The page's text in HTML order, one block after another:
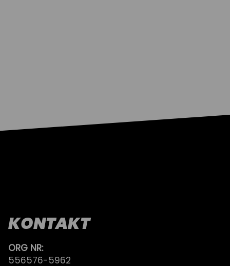
KONTAKT
ORG NR:
556576-5962